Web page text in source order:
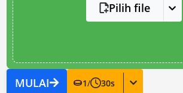
Pilih file
MULAI 1/ 30s